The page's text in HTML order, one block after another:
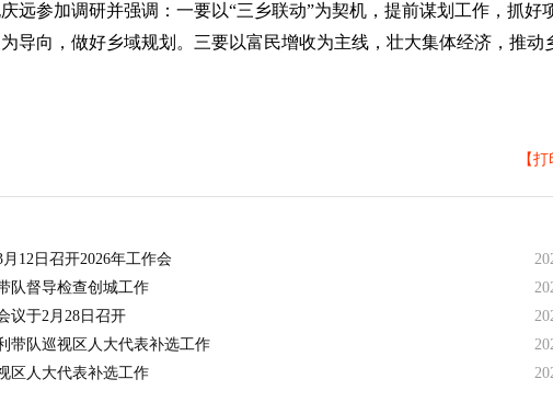
参加调研并强调：一要以“三乡联动”为契机，提前谋划工作，抓好
导向，做好乡域规划。三要以富民增收为主线，壮大集体经济，推动
【打
12日召开2026年工作会
队督导检查创城工作
议于2月28日召开
带队巡视区人大代表补选工作
区人大代表补选工作